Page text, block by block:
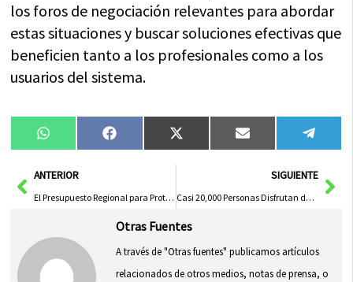
los foros de negociación relevantes para abordar
estas situaciones y buscar soluciones efectivas que
beneficien tanto a los profesionales como a los
usuarios del sistema.
Compartir
en
WhatsAppCompartir
en
FacebookCompartir
en
X
(Twitter)
Compartir
en
Email
en
AntANTERIOR
El Presupuesto Regional para Protección Ciudadana en 2026 Triplicará al de 2015, Aumentando Más del 70%
SIGUIENTE
Casi 20,000 Personas Disfrutan de la Experiencia Gi Group en GiFest ON TOUR
Otras Fuentes
A través de "Otras fuentes" publicamos artículos
relacionados de otros medios, notas de prensa, o